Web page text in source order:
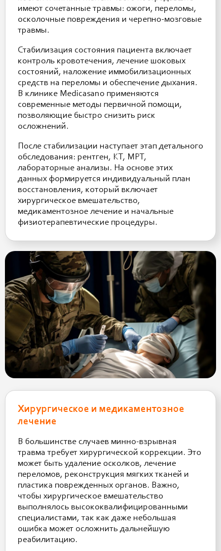
имеют сочетанные травмы: ожоги, переломы,
осколочные повреждения и черепно-мозговые
травмы.
Стабилизация состояния пациента включает
контроль кровотечения, лечение шоковых
состояний, наложение иммобилизационных
средств на переломы и обеспечение дыхания.
В клинике Medicasano применяются
современные методы первичной помощи,
позволяющие быстро снизить риск
осложнений.
После стабилизации наступает этап детального
обследования: рентген, КТ, МРТ,
лабораторные анализы. На основе этих
данных формируется индивидуальный план
восстановления, который включает
хирургическое вмешательство,
медикаментозное лечение и начальные
физиотерапевтические процедуры.
Хирургическое и медикаментозное
лечение
В большинстве случаев минно-взрывная
травма требует хирургической коррекции. Это
может быть удаление осколков, лечение
переломов, реконструкция мягких тканей и
пластика поврежденных органов. Важно,
чтобы хирургическое вмешательство
выполнялось высококвалифицированными
специалистами, так как даже небольшая
ошибка может осложнить дальнейшую
реабилитацию.